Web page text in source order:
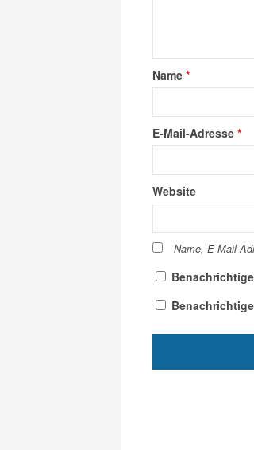
Name *
E-Mail-Adresse *
Website
Name, E-Mail-